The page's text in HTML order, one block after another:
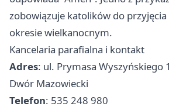
zobowiązuje katolików do
okresie wielkanocnym.
Kancelaria parafialna i kontakt
Adres: ul. Prymasa Wyszyńskiego
Dwór Mazowiecki
Telefon: 535 248 980